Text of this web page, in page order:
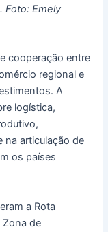
Foto: Emely
cooperação entre
regional e
A
logística,
na articulação de
os países
a Rota
Zona de